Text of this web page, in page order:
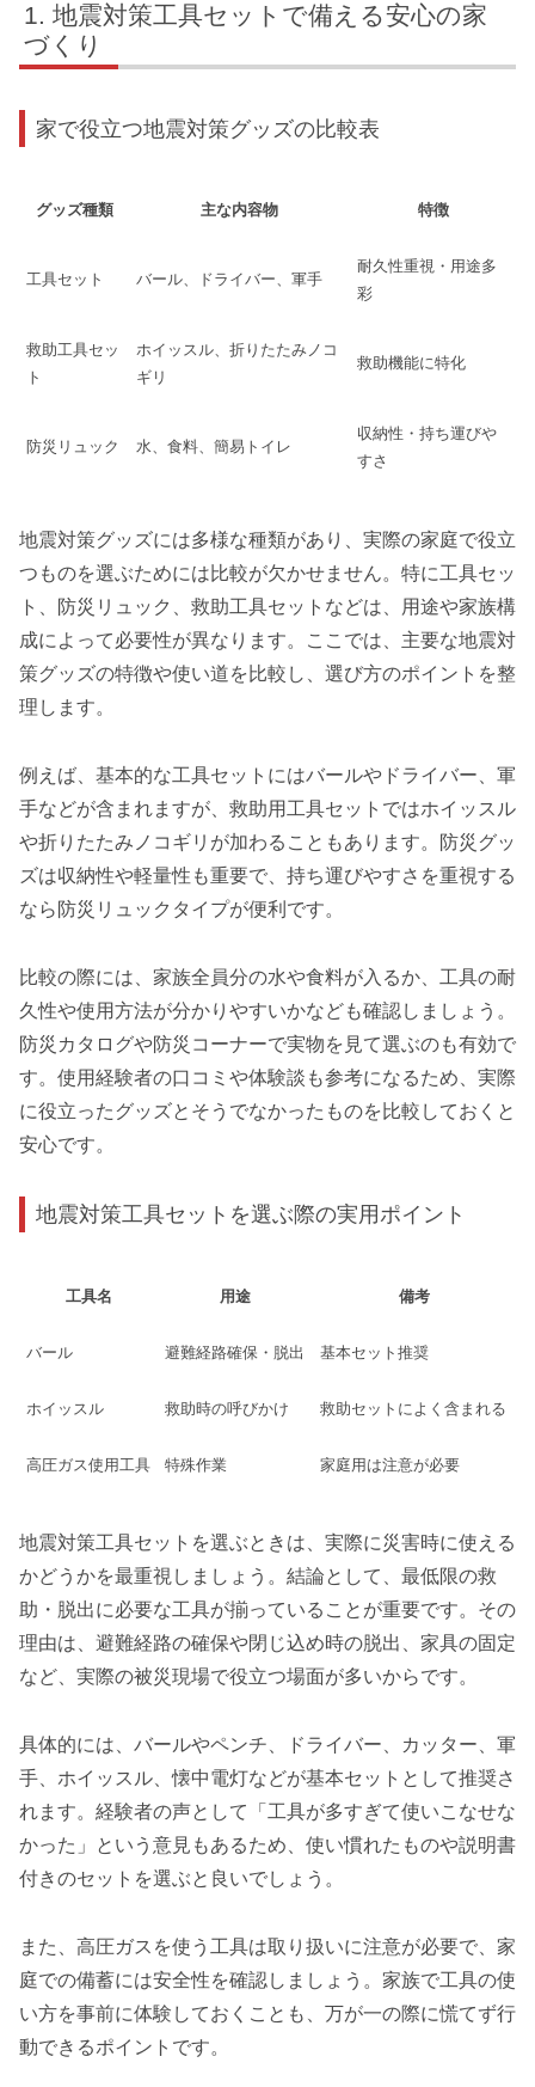
地震対策工具セットで備える安心の家
づくり
家で役立つ地震対策グッズの比較表
グッズ種類 主な内容物 特徴
工具セット バール、ドライバー、軍手
耐久性重視・用途多
彩
救助工具セッ
ト
ホイッスル、折りたたみノコ
ギリ
救助機能に特化
防災リュック 水、食料、簡易トイレ
収納性・持ち運びや
すさ
地震対策グッズには多様な種類があり、実際の家庭で役立
つものを選ぶためには比較が欠かせません。特に工具セッ
ト、防災リュック、救助工具セットなどは、用途や家族構
成によって必要性が異なります。ここでは、主要な地震対
策グッズの特徴や使い道を比較し、選び方のポイントを整
理します。
例えば、基本的な工具セットにはバールやドライバー、軍
手などが含まれますが、救助用工具セットではホイッスル
や折りたたみノコギリが加わることもあります。防災グッ
ズは収納性や軽量性も重要で、持ち運びやすさを重視する
なら防災リュックタイプが便利です。
比較の際には、家族全員分の水や食料が入るか、工具の耐
久性や使用方法が分かりやすいかなども確認しましょう。
防災カタログや防災コーナーで実物を見て選ぶのも有効で
す。使用経験者の口コミや体験談も参考になるため、実際
に役立ったグッズとそうでなかったものを比較しておくと
安心です。
地震対策工具セットを選ぶ際の実用ポイント
工具名 用途 備考
バール 避難経路確保・脱出 基本セット推奨
ホイッスル 救助時の呼びかけ 救助セットによく含まれる
高圧ガス使用工具 特殊作業 家庭用は注意が必要
地震対策工具セットを選ぶときは、実際に災害時に使える
かどうかを最重視しましょう。結論として、最低限の救
助・脱出に必要な工具が揃っていることが重要です。その
理由は、避難経路の確保や閉じ込め時の脱出、家具の固定
など、実際の被災現場で役立つ場面が多いからです。
具体的には、バールやペンチ、ドライバー、カッター、軍
手、ホイッスル、懐中電灯などが基本セットとして推奨さ
れます。経験者の声として「工具が多すぎて使いこなせな
かった」という意見もあるため、使い慣れたものや説明書
付きのセットを選ぶと良いでしょう。
また、高圧ガスを使う工具は取り扱いに注意が必要で、家
庭での備蓄には安全性を確認しましょう。家族で工具の使
い方を事前に体験しておくことも、万が一の際に慌てず行
動できるポイントです。